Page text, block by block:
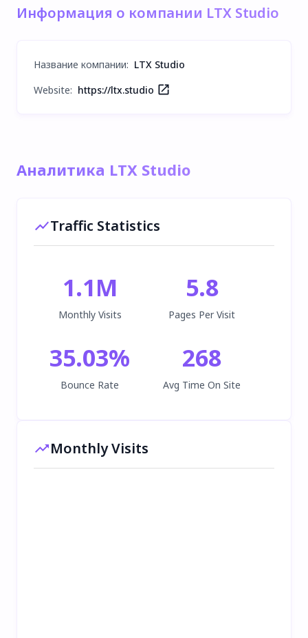
Информация о компании LTX Studio
Название компании: LTX Studio
Website: https://ltx.studio
Аналитика LTX Studio
Traffic Statistics
1.1M
Monthly Visits
5.8
Pages Per Visit
35.03%
Bounce Rate
268
Avg Time On Site
Monthly Visits